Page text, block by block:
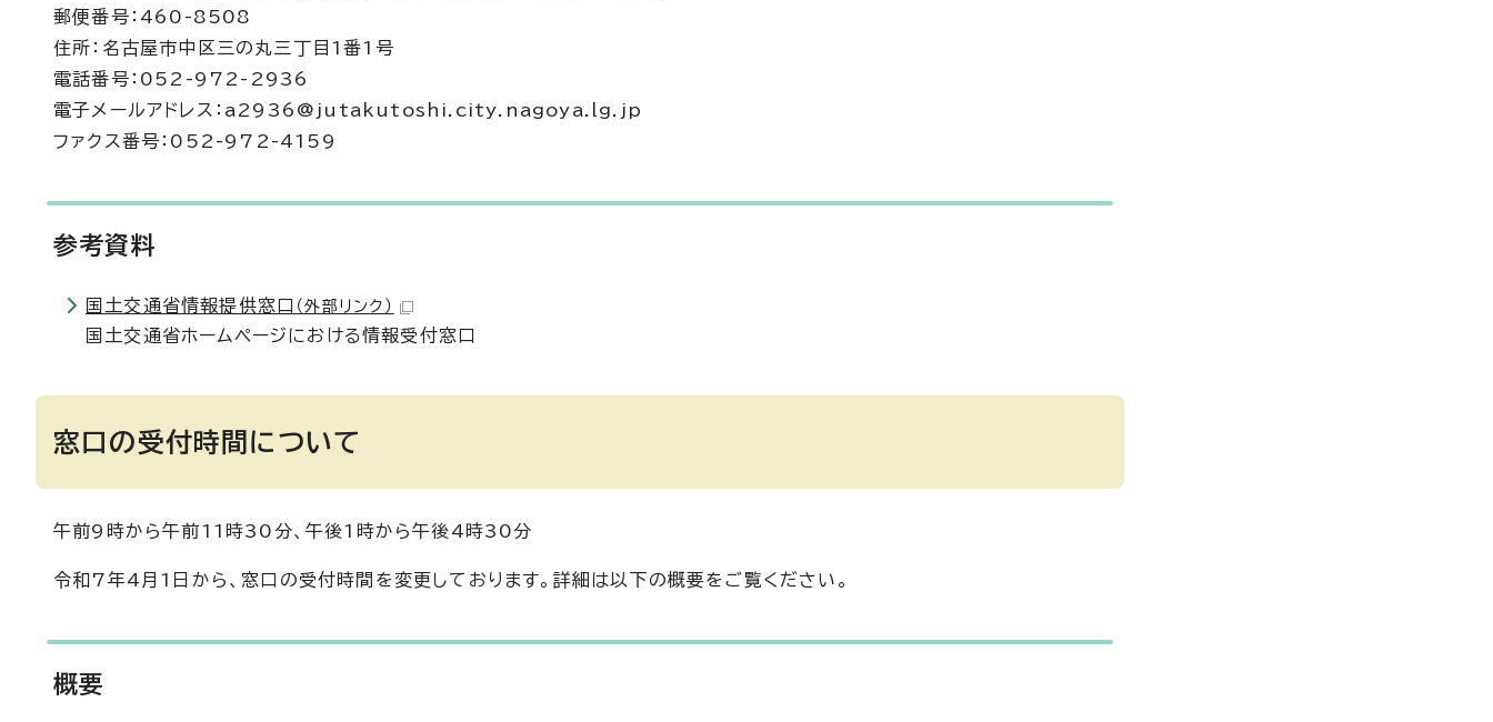
郵便番号：460-8508
住所：名古屋市中区三の丸三丁目1番1号
電話番号：052-972-2936
電子メールアドレス：a2936@jutakutoshi.city.nagoya.lg.jp
ファクス番号：052-972-4159
参考資料
国土交通省情報提供窓口 （外部リンク）
国土交通省ホームページにおける情報受付窓口
窓口の受付時間について
午前9時から午前11時30分、午後1時から午後4時30分
令和7年4月1日から、窓口の受付時間を変更しております。詳細は以下の概要をご覧ください。
概要